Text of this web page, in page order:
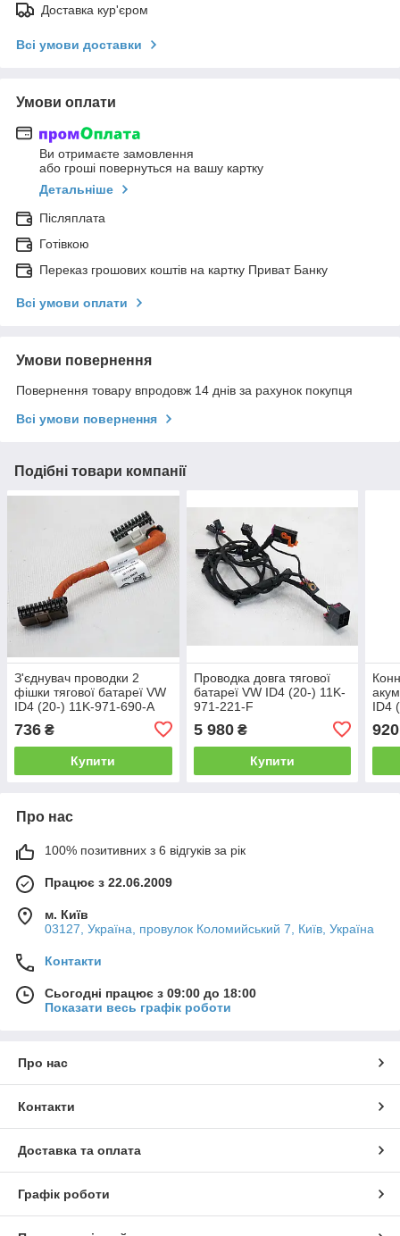
Доставка кур'єром
Всі умови доставки
Умови оплати
Ви отримаєте замовлення
або гроші повернуться на вашу картку
Детальніше
Післяплата
Готівкою
Переказ грошових коштів на картку Приват Банку
Всі умови оплати
Умови повернення
Повернення товару впродовж 14 днів за рахунок покупця
Всі умови повернення
Подібні товари компанії
З'єднувач проводки 2
фішки тягової батареї VW
ID4 (20-) 11K-971-690-A
736 ₴
Купити
Проводка довга тягової
батареї VW ID4 (20-) 11K-
971-221-F
5 980₴
Купити
ID4
920
Про нас
100% позитивних з 6 відгуків за рік
Працює з 22.06.2009
м. Київ
03127, Україна, провулок Коломийський 7, Київ, Україна
Контакти
Сьогодні працює з 09:00 до 18:00
Показати весь графік роботи
Про нас
Контакти
Доставка та оплата
Графік роботи